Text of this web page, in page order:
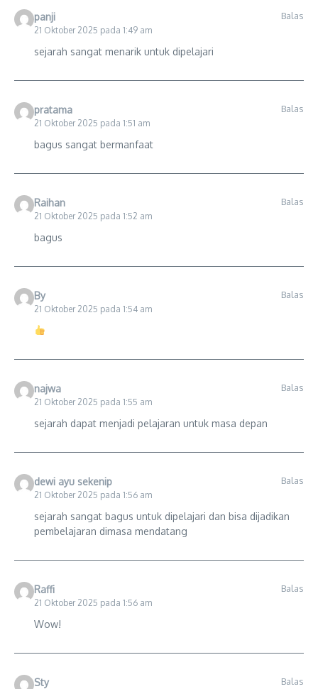
panji
21 Oktober 2025 pada 1:49 am
Balas
sejarah sangat menarik untuk dipelajari
pratama
21 Oktober 2025 pada 1:51 am
Balas
bagus sangat bermanfaat
Raihan
21 Oktober 2025 pada 1:52 am
Balas
bagus
By
21 Oktober 2025 pada 1:54 am
Balas
najwa
21 Oktober 2025 pada 1:55 am
Balas
sejarah dapat menjadi pelajaran untuk masa depan
dewi ayu sekenip
21 Oktober 2025 pada 1:56 am
Balas
sejarah sangat bagus untuk dipelajari dan bisa dijadikan
pembelajaran dimasa mendatang
Raffi
21 Oktober 2025 pada 1:56 am
Balas
Wow!
Sty Balas